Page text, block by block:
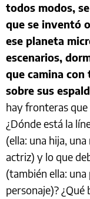
todos modos,
que se inventó
ese planeta
escenarios,
que camina con
sobre sus
hay fronteras que
¿Dónde está la
(ella: una hija,
actriz) y lo que
(también ella:
personaje)? ¿Qué